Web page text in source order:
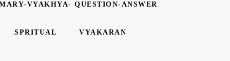
VYAKHYA- QUESTION-ANSWER
SPRITUAL VYAKARAN